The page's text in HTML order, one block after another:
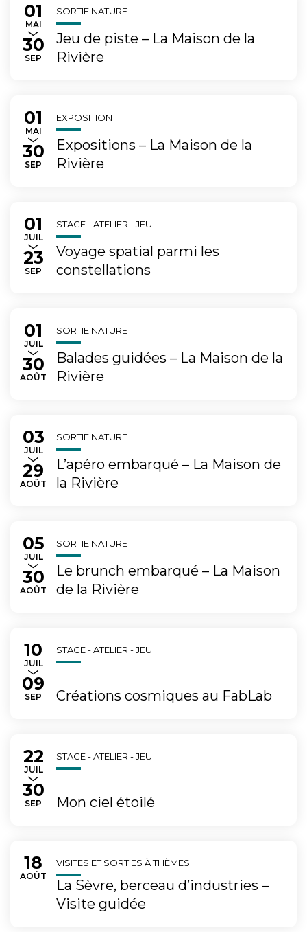
Du
01
MAI
au
30
SEP TEMBRE
SORTIE NATURE
Jeu de piste – La Maison de la
Rivière
Du
01
MAI
au
30
SEP TEMBRE
EXPOSITION
Expositions – La Maison de la
Rivière
Du
01
JUILLET
au
23
SEP TEMBRE
STAGE - ATELIER - JEU
Voyage spatial parmi les
constellations
Du
01
JUILLET
au
30
AOÛT
SORTIE NATURE
Balades guidées – La Maison de la
Rivière
Du
03
JUILLET
au
29
AOÛT
SORTIE NATURE
L’apéro embarqué – La Maison de
la Rivière
Du
05
JUILLET
au
30
AOÛT
SORTIE NATURE
Le brunch embarqué – La Maison
de la Rivière
Du
10
JUILLET
au
09
SEP TEMBRE
STAGE - ATELIER - JEU
Créations cosmiques au FabLab
Du
22
JUILLET
au
30
SEP TEMBRE
STAGE - ATELIER - JEU
Mon ciel étoilé
Du
18
AOÛT
VISITES ET SORTIES À THÈMES
La Sèvre, berceau d’industries –
Visite guidée